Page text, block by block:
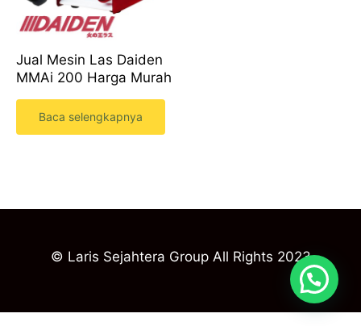
Jual Mesin Las Daiden
MMAi 200 Harga Murah
Baca selengkapnya
© Laris Sejahtera Group All Rights 2023